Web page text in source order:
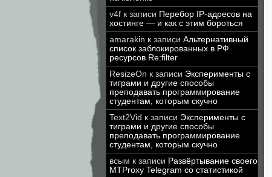
v4f к записи Перебор IP-адресов на
хостинге — и как с этим бороться
amarakin к записи Альтернативный
список заблокированных в РФ
ресурсов Re:filter
ResizeOn к записи Эксперименты с
тиграми и другие способы
преподавать программирование
студентам, которым скучно
Text2Vid к записи Эксперименты с
тиграми и другие способы
преподавать программирование
студентам, которым скучно
всым к записи Развёртывание своего
MTProxy Telegram со статистикой